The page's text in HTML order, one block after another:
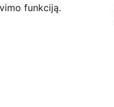
funkciją.